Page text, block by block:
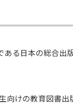
ある日本の総合出
向けの教育図書